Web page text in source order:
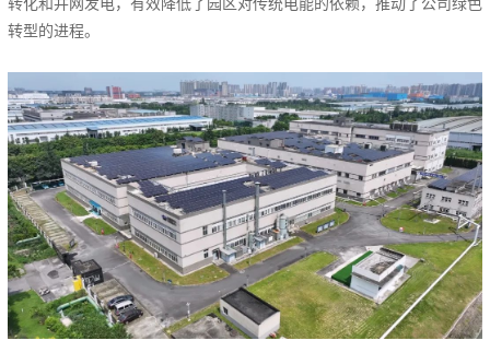
转化和并网发电，有效降低了园区对传统电能的依赖，推动了公司绿色
转型的进程。